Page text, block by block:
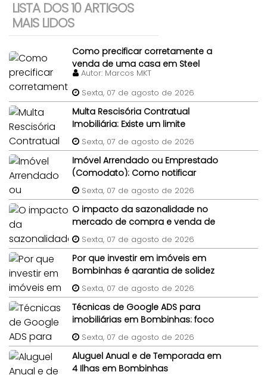
LISTA DOS 10 ARTIGOS
MAIS LIDOS
Como precificar corretamente a
venda de uma casa em Steel
Frame?
Autor: Marcos MKT
Sexta, 07 de agosto de 2026
Multa Rescisória Contratual
Imobiliária: Existe um limite
percentual máximo para a multa
de quebra de contrato de
compra e venda do imóvel?
Sexta, 07 de agosto de 2026
Imóvel Arrendado ou Emprestado
(Comodato): Como notificar
legalmente um morador gratuito
para desocupar antes da venda?
Sexta, 07 de agosto de 2026
O impacto da sazonalidade no
mercado de compra e venda de
imóveis: um panorama completo
Sexta, 07 de agosto de 2026
Por que investir em imóveis em
Bombinhas é garantia de solidez
patrimonial?
Sexta, 07 de agosto de 2026
Técnicas de Google ADS para
imobiliárias em Bombinhas: foco
em imóveis de terceiros
Sexta, 07 de agosto de 2026
Aluguel Anual e de Temporada em
4 Ilhas em Bombinhas